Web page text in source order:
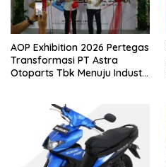
AOP Exhibition 2026 Pertegas
Transformasi PT Astra
Otoparts Tbk Menuju Industri